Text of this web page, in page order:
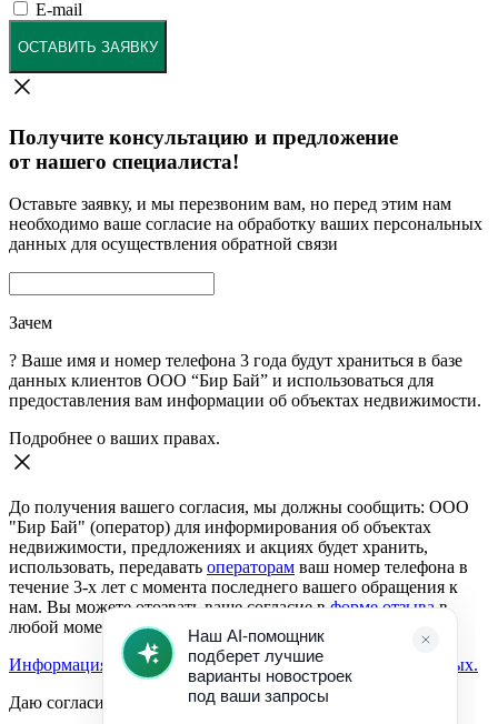
E-mail
ОСТАВИТЬ ЗАЯВКУ
Получите консультацию и предложение
от нашего специалиста!
Оставьте заявку, и мы перезвоним вам, но перед этим нам
необходимо ваше согласие на обработку ваших персональных
данных для осуществления обратной связи
Зачем
? Ваше имя и номер телефона 3 года будут храниться в базе
данных клиентов ООО “Бир Бай” и использоваться для
предоставления вам информации об объектах недвижимости.
Подробнее о ваших правах.
До получения вашего согласия, мы должны сообщить: ООО
"Бир Бай" (оператор) для информирования об объектах
недвижимости, предложениях и акциях будет хранить,
использовать, передавать операторам ваш номер телефона в
течение 3-х лет с момента последнего вашего обращения к
нам. Вы можете отозвать ваше согласие вформе отзывав
любой момент.
Информация о согласии на обработку персональных данных.
Даю согласие: